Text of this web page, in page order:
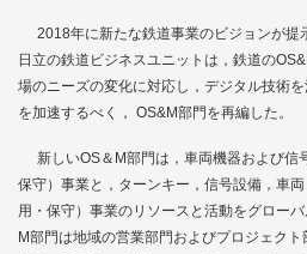
2018年に新たな鉄道事業のビジョンが提
日立の鉄道ビジネスユニットは，鉄道の
場のニーズの変化に対応し，デジタル技術
を加速するべく， OS&M部門を再編した。
新しいOS＆M部門は，車両機器および信
保守）事業と，ターンキー，信号設備，車
用・保守）事業のリソースと活動をグロー
M部門は地域の営業部門およびプロジェク